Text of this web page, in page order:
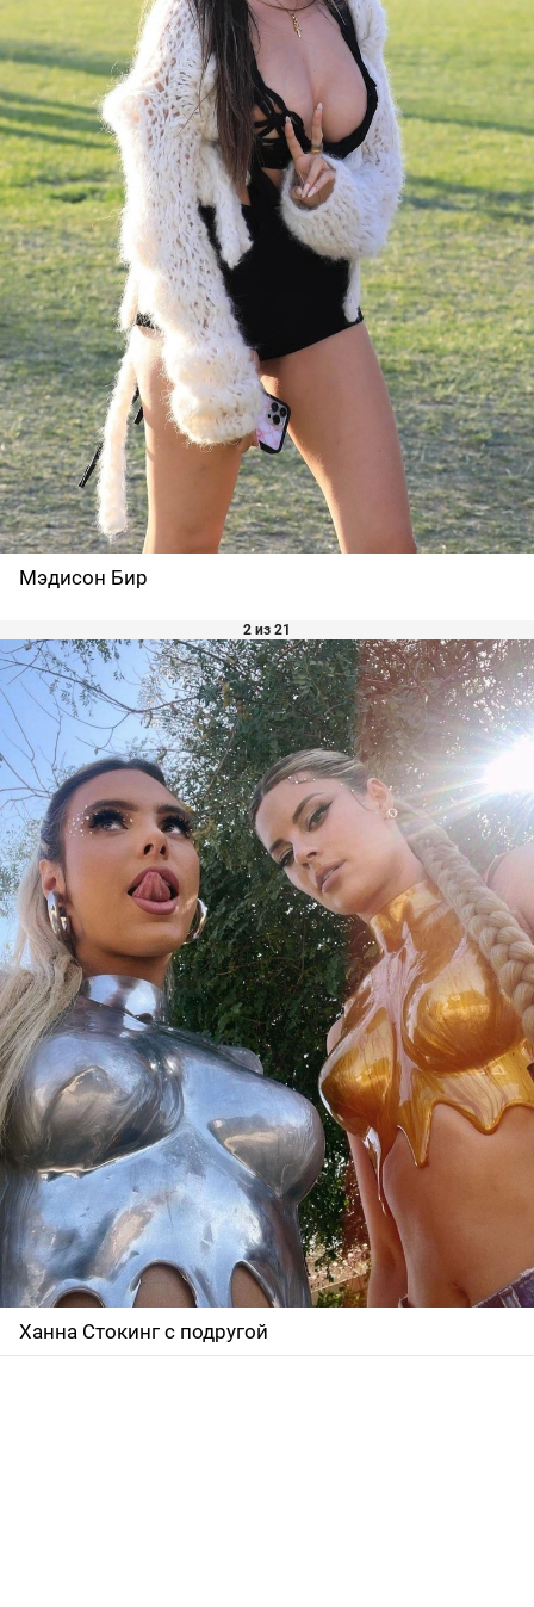
Мэдисон Бир
2 из 21
Ханна Стокинг с подругой